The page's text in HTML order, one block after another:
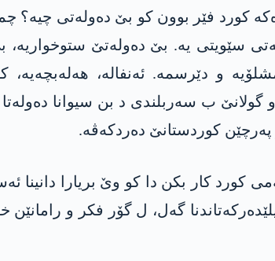
کورد فێر بوون کو بێ دەولەتی چیە؟
سێویتی یە. بێ دەولەتێ ستوخواریە،
و دێرسمە. ئەنفالە،
شۆرەشا ئیلۆن و گولانێ ب سەربلندی د بن
کوردستانێ دەردکەڤە.
کار بکن دا کو وێ بریارا دانینا
گەل، ل گۆر فکر و رامانێن